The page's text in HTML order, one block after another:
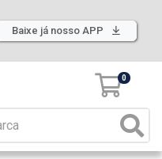
Baixe já nosso APP
0